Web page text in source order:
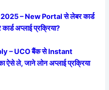
– New Portal से लेबर कार्ड
अप्लाई प्रक्रिया?
– UCO बैंक से Instant
ले, जाने लोन अप्लाई प्रक्रिया